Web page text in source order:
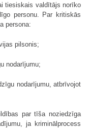
tiesiskais valdītājs norīko
personu. Par kritiskās
persona:
pilsonis;
nodarījumu;
nodarījumu, atbrīvojot
par tīša noziedzīga
ja kriminālprocess